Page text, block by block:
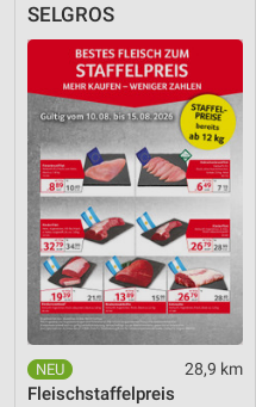
SELGROS
28,9 km
Fleischstaffelpreis
Informationen identifizieren
Nicht-IAB-Verarbeitungszwecke:
Notwendig
Performance
Funktional
Werbung